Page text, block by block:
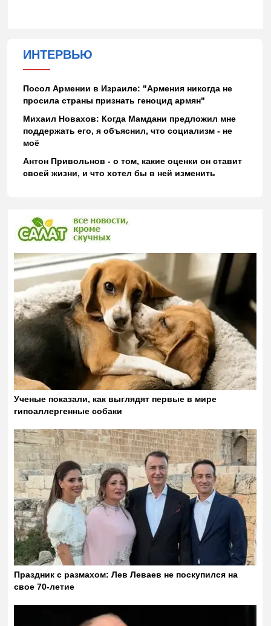
ИНТЕРВЬЮ
Посол Армении в Израиле: "Армения никогда не
просила страны признать геноцид армян"
Михаил Новахов: Когда Мамдани предложил мне
поддержать его, я объяснил, что социализм - не
моё
Антон Привольнов - о том, какие оценки он ставит
своей жизни, и что хотел бы в ней изменить